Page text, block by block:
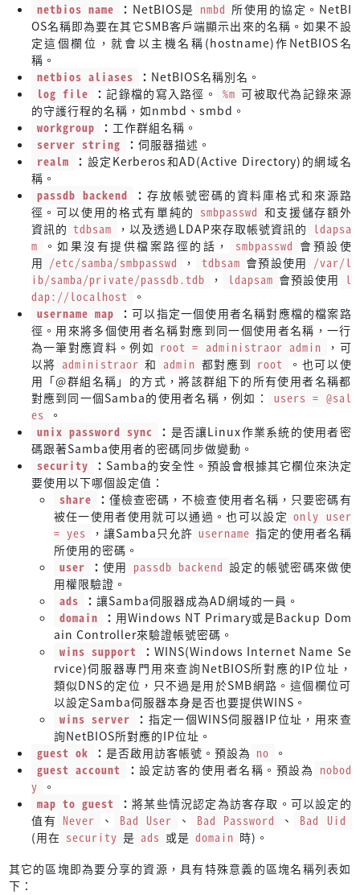
netbios name ： NetBIOS是 nmbd 所使用的協定。NetBI
OS名稱即為要在其它SMB客戶端顯示出來的名稱。如果不設
定這個欄位，就會以主機名稱(hostname)作NetBIOS名
稱。
netbios aliases
： NetBIOS名稱別名。
log file
：記錄檔的寫入路徑。 %m 可被取代為記錄來源
的守護行程的名稱，如nmbd、smbd。
workgroup
： 工作群組名稱。
server string
： 伺服器描述。
realm
： 設定Kerberos和AD(Active Directory)的網域名
稱。
passdb backend
： 存放帳號密碼的資料庫格式和來源路
徑。可以使用的格式有單純的 smbpasswd 和支援儲存額外
資訊的 tdbsam ，以及透過LDAP來存取帳號資訊的 ldapsa
m
。如果沒有提供檔案路徑的話， smbpasswd 會預設使
用 /etc/samba/smbpasswd ， tdbsam 會預設使用 /var/l
ib/samba/private/passdb.tdb
， ldapsam 會預設使用 l
dap://localhost
。
username map
：可以指定一個使用者名稱對應檔的檔案路
徑。用來將多個使用者名稱對應到同一個使用者名稱，一行
為一筆對應資料。例如 root = administraor admin
，可
以將 administraor 和 admin 都對應到 root
。也可以使
用「@群組名稱」的方式，將該群組下的所有使用者名稱都
對應到同一個Samba的使用者名稱，例如：
users = @sal
es
。
unix password sync
： 是否讓Linux作業系統的使用者密
碼跟著Samba使用者的密碼同步做變動。
security
： Samba的安全性。預設會根據其它欄位來決定
要使用以下哪個設定值：
share
： 僅檢查密碼，不檢查使用者名稱，只要密碼有
被任一使用者使用就可以通過。也可以設定 only user
= yes
，讓Samba只允許 username 指定的使用者名稱
所使用的密碼。
user
：使用 passdb backend 設定的帳號密碼來做使
用權限驗證。
ads
： 讓Samba伺服器成為AD網域的一員。
domain
： 用Windows NT Primary或是Backup Dom
ain Controller來驗證帳號密碼。
wins support
：WINS(Windows Internet Name Se
rvice)伺服器專門用來查詢NetBIOS所對應的IP位址，
類似DNS的定位，只不過是用於SMB網路。這個欄位可
以設定Samba伺服器本身是否也要提供WINS。
wins server
： 指定一個WINS伺服器IP位址，用來查
詢NetBIOS所對應的IP位址。
guest ok
： 是否啟用訪客帳號。預設為 no
。
guest account
：設定訪客的使用者名稱。預設為 nobod
y
。
map to guest
：將某些情況認定為訪客存取。可以設定的
值有 Never 、 Bad User 、 Bad Password 、
Bad Uid
(用在 security 是 ads 或是 domain 時)。
其它的區塊即為要分享的資源，具有特殊意義的區塊名稱列表如
下：